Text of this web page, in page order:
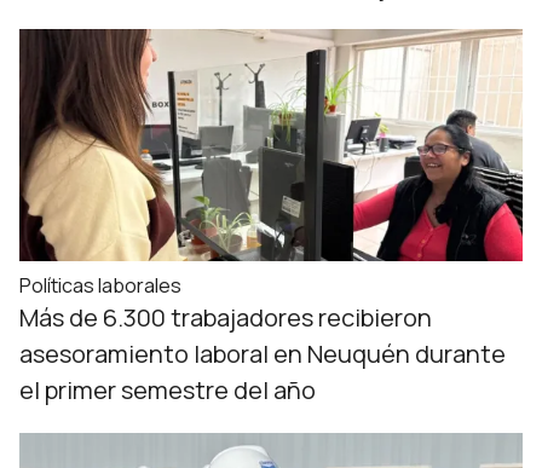
Políticas laborales
Más de 6.300 trabajadores recibieron
asesoramiento laboral en Neuquén durante
el primer semestre del año